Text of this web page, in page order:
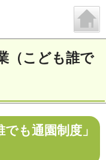
（こども誰で
も通園制度」